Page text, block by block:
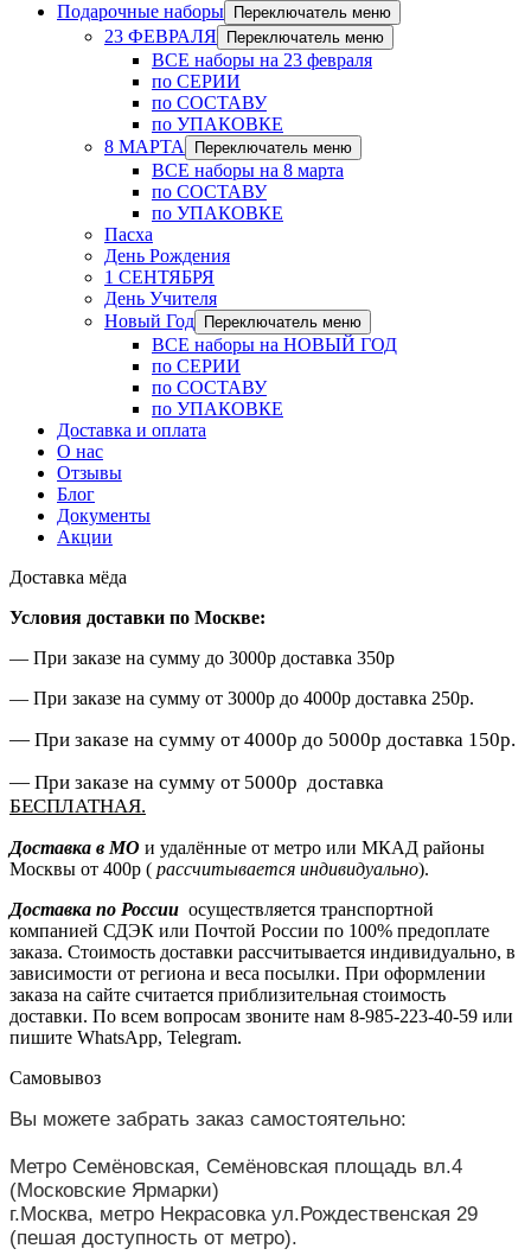
Подарочные наборы
Переключатель меню
23 ФЕВРАЛЯ Переключатель меню
ВСЕ наборы на 23 февраля
по СЕРИИ
по СОСТАВУ
по УПАКОВКЕ
8 МАРТА
Переключатель меню
ВСЕ наборы на 8 марта
по СОСТАВУ
по УПАКОВКЕ
Пасха
День Рождения
1 СЕНТЯБРЯ
День Учителя
Новый Год
Переключатель меню
ВСЕ наборы на НОВЫЙ ГОД
по СЕРИИ
по СОСТАВУ
по УПАКОВКЕ
Доставка и оплата
О нас
Отзывы
Блог
Документы
Акции
Доставка мёда
Условия доставки по Москве:
— При заказе на сумму до 3000р доставка 350р
— При заказе на сумму от 3000р до 4000р доставка 250р.
— При заказе на сумму от 4000р до 5000р доставка 150р.
— При заказе на сумму от 5000р доставка
БЕСПЛАТНАЯ.
Доставка в МО и удалённые от метро или МКАД районы
Москвы от 400р ( рассчитывается индивидуально).
Доставка по России осуществляется транспортной
компанией СДЭК или Почтой России по 100% предоплате
заказа. Стоимость доставки рассчитывается индивидуально, в
зависимости от региона и веса посылки. При оформлении
заказа на сайте считается приблизительная стоимость
доставки. По всем вопросам звоните нам 8-985-223-40-59 или
пишите WhatsApp, Telegram.
Самовывоз
Вы можете забрать заказ самостоятельно:
Метро Семёновская, Семёновская площадь вл.4
(Московские Ярмарки)
г.Москва, метро Некрасовка ул.Рождественская 29
(пешая доступность от метро).